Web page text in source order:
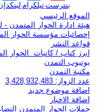
تيلكرامبنترست
الموقع الرئيسي
هيئة ادارة الحوار المتمدن -
إحصائيات مؤسسة الحوار
قواعد النشر
ابرز كتاب / كاتبات الحوار
يوتيوب التمدن
مكتبة التمدن
عدد الزوار: 3,428,932,483
اضافة موضوع جديد
اضافة الاخبار
حملات الحوار المتمدن